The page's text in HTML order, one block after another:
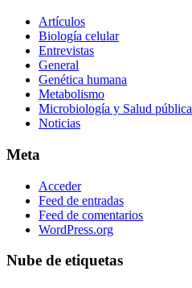
Artículos
Biología celular
Entrevistas
General
Genética humana
Metabolismo
Microbiología y Salud pública
Noticias
Meta
Acceder
Feed de entradas
Feed de comentarios
WordPress.org
Nube de etiquetas